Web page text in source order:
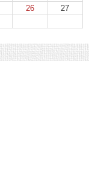
26
27